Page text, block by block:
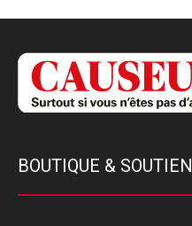
BOUTIQUE & SOUTIEN